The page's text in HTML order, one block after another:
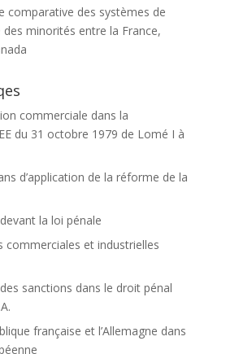
comparative des systèmes de
minorités entre la France,
commerciale dans la
du 31 octobre 1979 de Lomé I à
d’application de la réforme de la
la loi pénale
commerciales et industrielles
sanctions dans le droit pénal
française et l’Allemagne dans